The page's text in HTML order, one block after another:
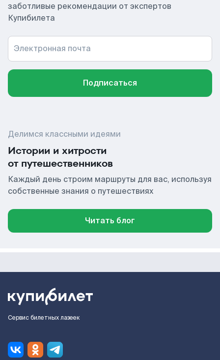
заботливые рекомендации от экспертов
Купибилета
Электронная почта
Подписаться
Делимся классными идеями
Истории и хитрости
от путешественников
Каждый день строим маршруты для вас, используя
собственные знания о путешествиях
Читать блог
Сервис билетных лазеек